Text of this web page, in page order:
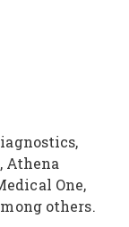
Athena
One,
others.